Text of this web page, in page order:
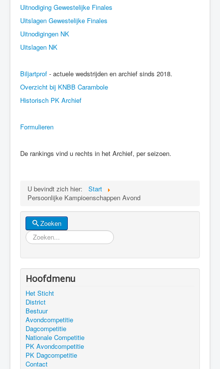
Uitnodiging Gewestelijke Finales
Uitslagen Gewestelijke Finales
Uitnodigingen NK
Uitslagen NK
Biljartprof - actuele wedstrijden en archief sinds 2018.
Overzicht bij KNBB Carambole
Historisch PK Archief
Formulieren
De rankings vind u rechts in het Archief, per seizoen.
U bevindt zich hier:
Start
Persoonlijke Kampioenschappen Avond
Zoeken
Zoeken
Hoofdmenu
Het Sticht
District
Bestuur
Avondcompetitie
Dagcompetitie
Nationale Competitie
PK Avondcompetitie
PK Dagcompetitie
Contact